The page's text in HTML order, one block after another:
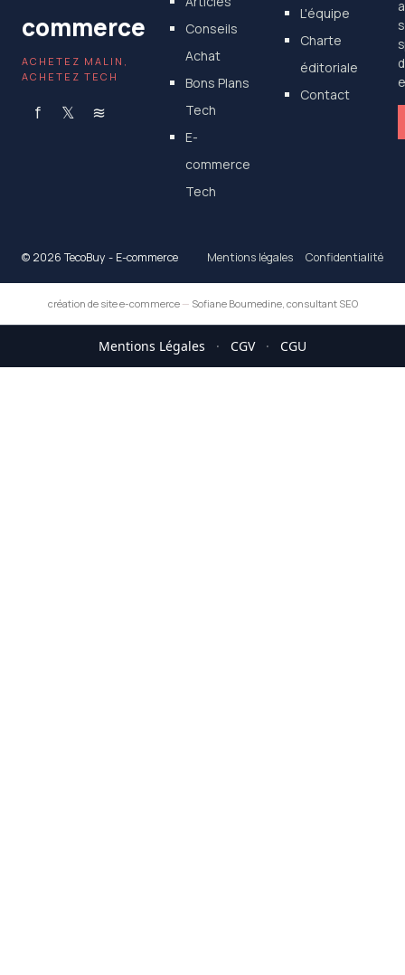
commerce
ACHETEZ MALIN,
ACHETEZ TECH
f 𝕏 ≋
Conseils
Achat
Bons Plans
Tech
E-
commerce
Tech
L'équipe
Charte
éditoriale
Contact
© 2026 TecoBuy - E-commerce Mentions légales Confidentialité
création de site e-commerce— Sofiane Boumedine, consultant SEO
Mentions Légales · CGV · CGU